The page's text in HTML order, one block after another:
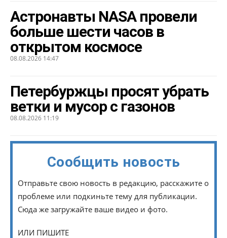
Астронавты NASA провели
больше шести часов в
открытом космосе
08.08.2026 14:47
Петербуржцы просят убрать
ветки и мусор с газонов
08.08.2026 11:19
Сообщить новость
Отправьте свою новость в редакцию, расскажите о
проблеме или подкиньте тему для публикации.
Сюда же загружайте ваше видео и фото.
ИЛИ ПИШИТЕ